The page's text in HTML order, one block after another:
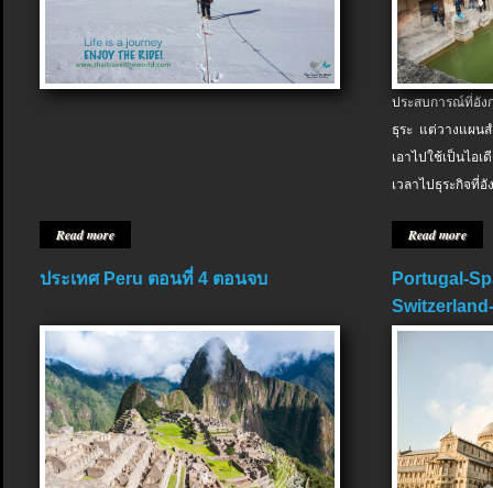
Read more
ประสบการณ์ที่อัง
ธุระ แต่วางแผน
เอาไปใช้เป็นไอ
เวลาไปธุระกิจที่อั
Read more
ประเทศ Peru ตอนที่ 4 ตอนจบ
Portugal-